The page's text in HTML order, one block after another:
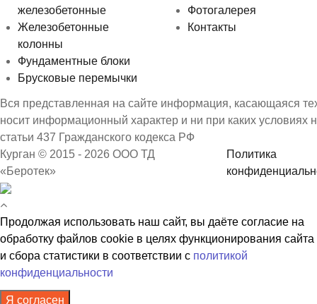
железобетонные
Железобетонные
колонны
Фундаментные блоки
Брусковые перемычки
Фотогалерея
Контакты
Вся представленная на сайте информация, касающаяся
носит информационный характер и ни при каких
статьи 437 Гражданского кодекса РФ
Курган © 2015 - 2026 ООО ТД
«Беротек»
Политика
Продолжая использовать наш сайт, вы даёте согласие на
обработку файлов cookie в целях функционирования сайта
и сбора статистики в соответствии с политикой
конфиденциальности
Я согласен